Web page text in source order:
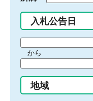
入札公告日
間
始
り
から
間
終
地域